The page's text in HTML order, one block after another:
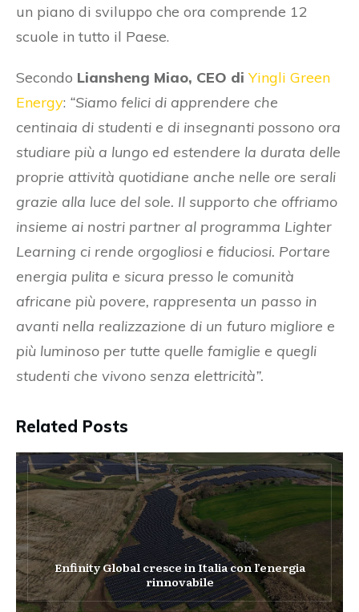
un piano di sviluppo che ora comprende 12
scuole in tutto il Paese.
Secondo Liansheng Miao, CEO diYingli Green
Energy: “Siamo felici di apprendere che
centinaia di studenti e di insegnanti possono ora
studiare più a lungo ed estendere la durata delle
proprie attività quotidiane anche nelle ore serali
grazie alla luce del sole. Il supporto che offriamo
insieme ai nostri partner al programma Lighter
Learning ci rende orgogliosi e fiduciosi. Portare
energia pulita e sicura presso le comunità
africane più povere, rappresenta un passo in
avanti nella realizzazione di un futuro migliore e
più luminoso per tutte quelle famiglie e quegli
studenti che vivono senza elettricità”.
Related Posts
Enfinity Global cresce in Italia con l’energia
rinnovabile